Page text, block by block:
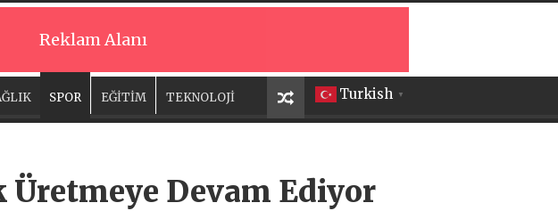
Reklam Alanı
Turkish ▼
SPOR EĞİTİM TEKNOLOJİ
Devam Ediyor